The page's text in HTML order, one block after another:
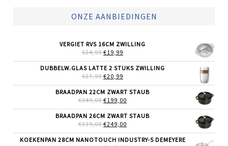
ONZE AANBIEDINGEN
VERGIET RVS 16CM ZWILLING
€24,99 OORSPRONKELIJKE
WAS:
€24,99.
€19,99
IS:
DUBBELW.GLAS LATTE 2 STUKS ZWILLING
€27,99 OORSPRONKELIJKE
WAS:
€27,99.
€20,99
IS:
€20,99.
BRAADPAN 22CM ZWART STAUB
€249,00 OORSPRONKELIJKE
WAS:
€249,00.
€199,00
IS:
BRAADPAN 26CM ZWART STAUB
€319,00 OORSPRONKELIJKE
WAS:
€249,00
IS:
KOEKENPAN 28CM NANOTOUCH INDUSTRY-5 DEMEYERE